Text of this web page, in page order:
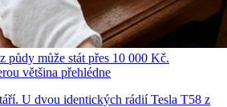
půdy může stát přes 10 000 Kč.
většina přehlédne
U dvou identických rádií Tesla T58 z